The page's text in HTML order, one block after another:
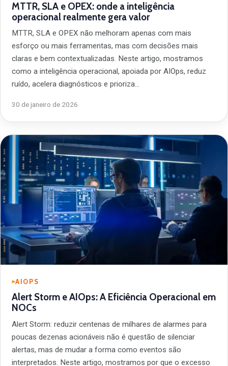
MTTR, SLA e OPEX: onde a inteligência
operacional realmente gera valor
MTTR, SLA e OPEX não melhoram apenas com mais
esforço ou mais ferramentas, mas com decisões mais
claras e bem contextualizadas. Neste artigo, mostramos
como a inteligência operacional, apoiada por AIOps, reduz
ruído, acelera diagnósticos e prioriza…
30 de janeiro de 2026
AIOPS
Alert Storm e AIOps: A Eficiência Operacional em
NOCs
Alert Storm: reduzir centenas de milhares de alarmes para
poucas dezenas acionáveis não é questão de silenciar
alertas, mas de mudar a forma como eventos são
interpretados. Neste artigo, mostramos por que o excesso